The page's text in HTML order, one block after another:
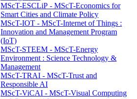
MScT-ESCLiP - MScT-Economics for
Smart Cities and Climate Policy
MScT-IOT - MScT-Internet of Things :
Innovation and Management Program
(IoT)
MScT-STEEM - MScT-Energy
Environment : Science Technology &
Management
MScT-TRAI - MScT-Trust and
Responsible AI
MScT-ViCAI - MScT-Visual Computing